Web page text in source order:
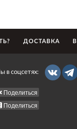
ДОСТАВКА
в соцсетях:
Поделиться
Поделиться